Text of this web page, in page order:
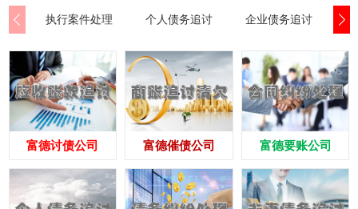
执行案件处理 个人债务追讨 企业债务追讨
富德讨债公司 富德催债公司 富德要账公司